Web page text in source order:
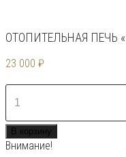
ОТОПИТЕЛЬНАЯ ПЕЧЬ
23 000 ₽
Количество
товара
Отопительная
печь
"Комфорт"
В корзину
Внимание!